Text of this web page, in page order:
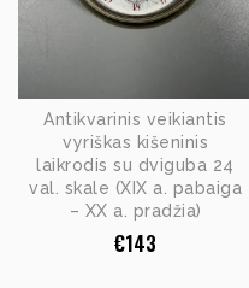
Antikvarinis veikiantis
vyriškas kišeninis
laikrodis su dviguba 24
val. skale (XIX a. pabaiga
– XX a. pradžia)
€143